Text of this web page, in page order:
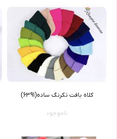
کلاه بافت تکرنگ ساده(6391)
ناموجود